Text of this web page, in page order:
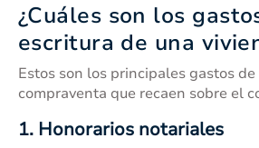
¿Cuáles son los
escritura de una
Estos son los principales gastos
compraventa que recaen sobre el
1. Honorarios notariales